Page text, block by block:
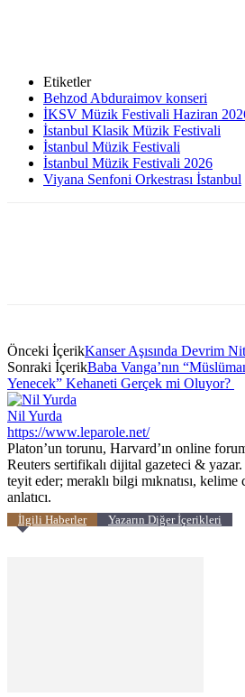
Etiketler
Behzod Abduraimov konseri
İKSV Müzik Festivali Haziran
İstanbul Klasik Müzik Festivali
İstanbul Müzik Festivali
İstanbul Müzik Festivali 2026
Viyana Senfoni Orkestrası İstanbul
Önceki İçerikKanser Aşısında Devrim
Sonraki İçerikBaba Vanga’nın
Yenecek” Kehaneti Gerçek mi Oluyor?
Nil Yurda
https://www.leparole.net/
Platon’un torunu, Harvard’ın online
Reuters sertifikalı dijital gazeteci &
teyit eder; meraklı bilgi mıknatısı, kelime
anlatıcı.
İlgili Haberler Yazarın Diğer İçerikleri